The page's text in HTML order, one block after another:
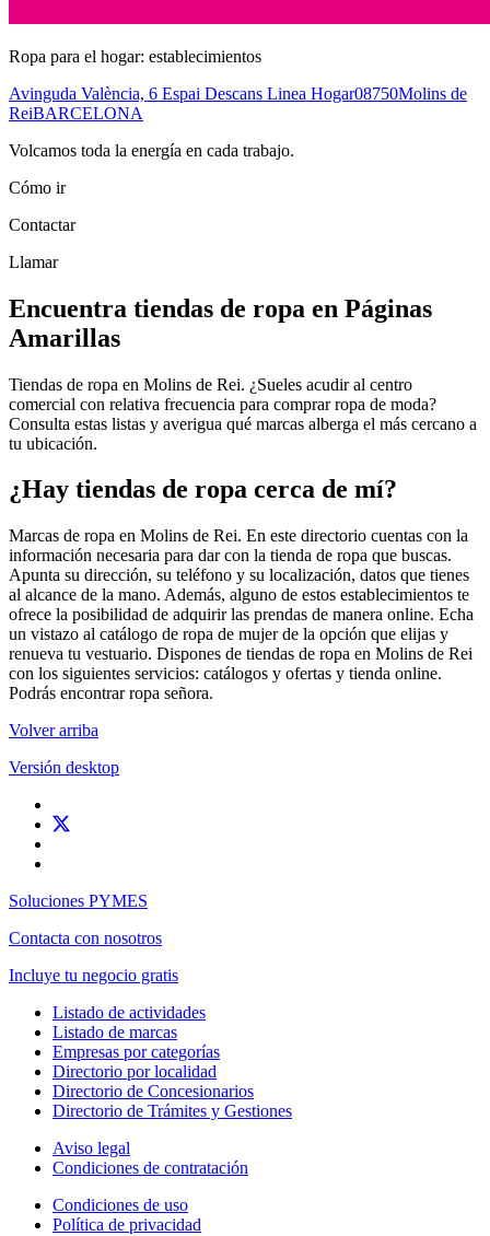
Ropa para el hogar: establecimientos
Avinguda València, 6 Espai Descans Linea Hogar08750Molins de
ReiBARCELONA
Volcamos toda la energía en cada trabajo.
Cómo ir
Contactar
Llamar
Encuentra tiendas de ropa en Páginas
Amarillas
Tiendas de ropa en Molins de Rei. ¿Sueles acudir al centro
comercial con relativa frecuencia para comprar ropa de moda?
Consulta estas listas y averigua qué marcas alberga el más cercano a
tu ubicación.
¿Hay tiendas de ropa cerca de mí?
Marcas de ropa en Molins de Rei. En este directorio cuentas con la
información necesaria para dar con la tienda de ropa que buscas.
Apunta su dirección, su teléfono y su localización, datos que tienes
al alcance de la mano. Además, alguno de estos establecimientos te
ofrece la posibilidad de adquirir las prendas de manera online. Echa
un vistazo al catálogo de ropa de mujer de la opción que elijas y
renueva tu vestuario. Dispones de tiendas de ropa en Molins de Rei
con los siguientes servicios: catálogos y ofertas y tienda online.
Podrás encontrar ropa señora.
Volver arriba
Versión desktop
Soluciones PYMES
Contacta con nosotros
Incluye tu negocio gratis
Listado de actividades
Listado de marcas
Empresas por categorías
Directorio por localidad
Directorio de Concesionarios
Directorio de Trámites y Gestiones
Aviso legal
Condiciones de contratación
Condiciones de uso
Política de privacidad